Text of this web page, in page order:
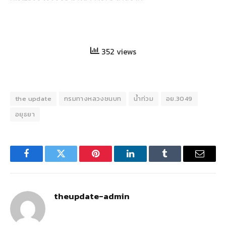
352 views
the update กรมทางหลวงชนบท น้ำท่วม
อย.3049
อยุธยา
FacebookTwitter Pinterest LinkedInTumblr Email
theupdate-admin